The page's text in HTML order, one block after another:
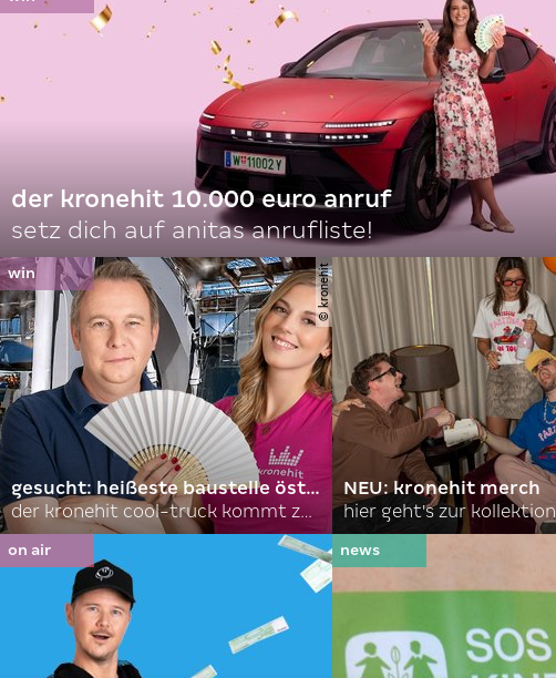
der kronehit 10.000 euro anruf
setz dich auf anitas anrufliste!
© kronehit
gesucht: heißeste baustelle österreichs
der kronehit cool-truck kommt zu euch!
NEU: kronehit merch
hier geht's zur kollektion
on air